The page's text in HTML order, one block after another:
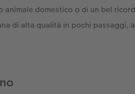
domestico o di un bel
di alta qualità in pochi